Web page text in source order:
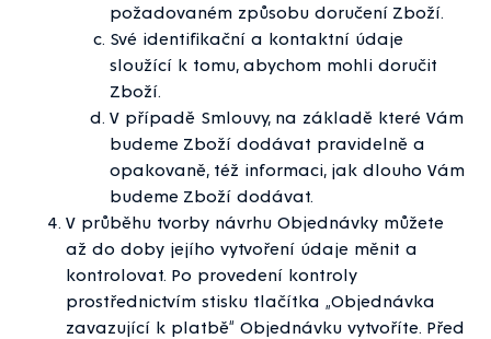
požadovaném způsobu doručení Zboží.
Své identifikační a kontaktní údaje
sloužící k tomu, abychom mohli doručit
Zboží.
V případě Smlouvy, na základě které Vám
budeme Zboží dodávat pravidelně a
opakovaně, též informaci, jak dlouho Vám
budeme Zboží dodávat.
V průběhu tvorby návrhu Objednávky můžete
až do doby jejího vytvoření údaje měnit a
kontrolovat. Po provedení kontroly
prostřednictvím stisku tlačítka „Objednávka
zavazující k platbě“ Objednávku vytvoříte. Před